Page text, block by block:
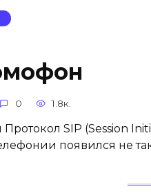
0 1.8к.
Протокол SIP (Session
появился не